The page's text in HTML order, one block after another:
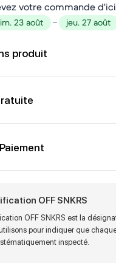
votre commande
23 août – jeu. 27 août
produit
OFF SNKRS
OFF SNKRS est la
pour indiquer que
inspecté.